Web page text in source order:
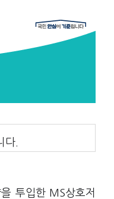
다.
투입한 MS상호저